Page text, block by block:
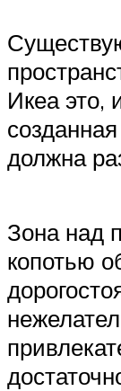
Икеа это,
должна
Зона над
копотью